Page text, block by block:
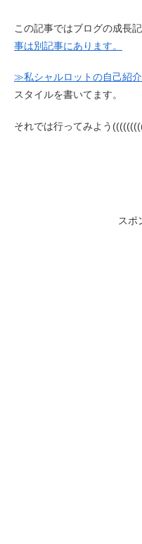
この記事ではブログの成長
事は別記事にあります。
≫私シャルロットの自己紹介
スタイルを書いてます。
それでは行ってみよう
スポ